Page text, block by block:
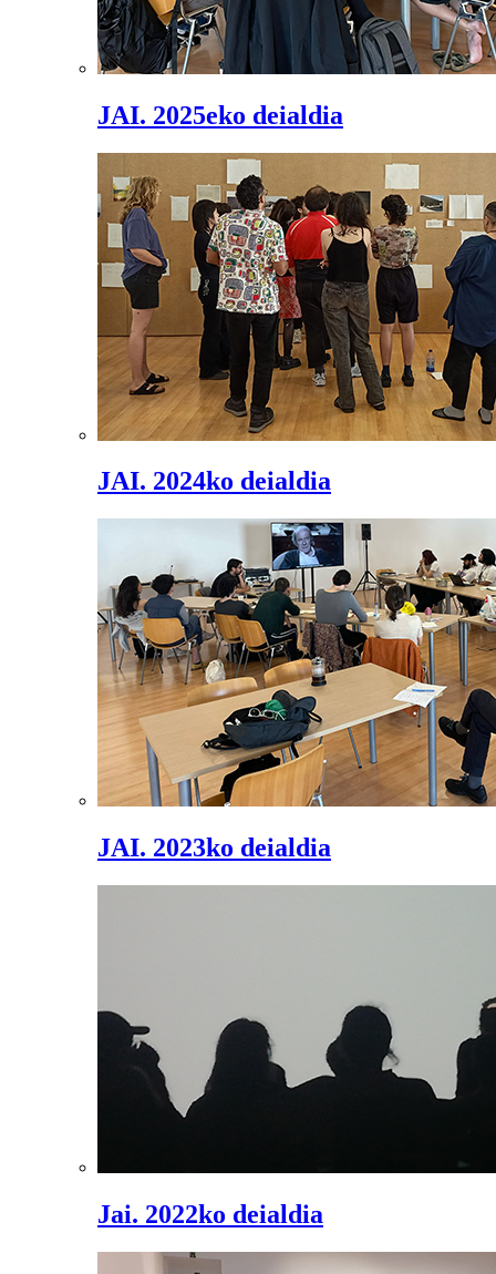
JAI. 2025eko deialdia
JAI. 2024ko deialdia
JAI. 2023ko deialdia
Jai. 2022ko deialdia